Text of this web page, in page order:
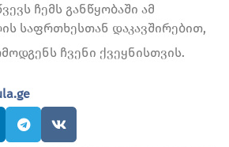
ჩემს განწყობაში ამ
საფრთხესთან დაკავშირებით,
ჩვენი ქვეყნისთვის.